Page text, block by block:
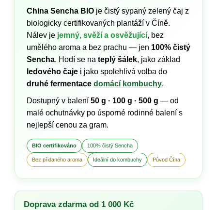
China Sencha BIO je čistý sypaný zelený čaj z
biologicky certifikovaných plantáží v Číně.
Nálev je jemný, svěží a osvěžující, bez
umělého aroma a bez prachu — jen 100% čistý
Sencha. Hodí se na teplý šálek, jako základ
ledového čaje i jako spolehlivá volba do
druhé fermentace domácí kombuchy.
Dostupný v balení 50 g · 100 g · 500 g — od
malé ochutnávky po úsporné rodinné balení s
nejlepší cenou za gram.
BIO certifikováno 100% čistý Sencha
Bez přidaného aroma Ideální do kombuchy Původ Čína
Doprava zdarma od 1 000 Kč